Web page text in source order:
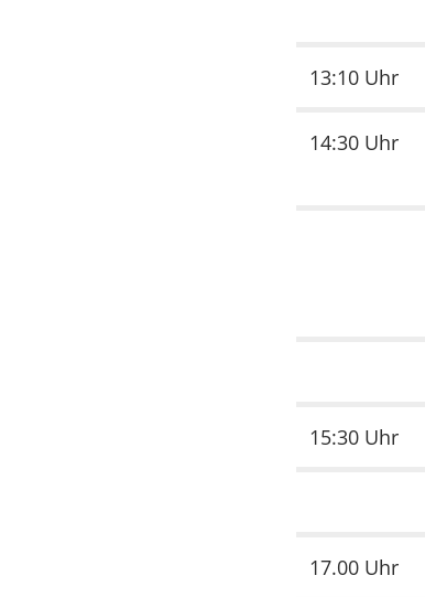
13:10 Uhr
14:30 Uhr
15:30 Uhr
17.00 Uhr